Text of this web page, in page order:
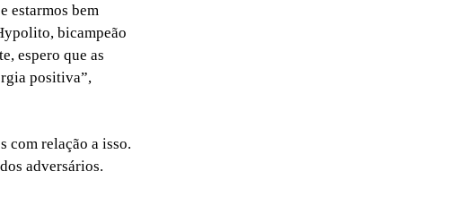
estarmos bem
bicampeão
espero que as
positiva”,
com relação a isso.
adversários.